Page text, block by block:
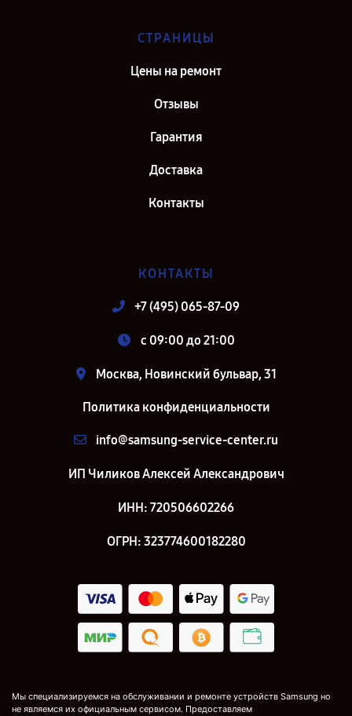
СТРАНИЦЫ
Цены на ремонт
Отзывы
Гарантия
Доставка
Контакты
КОНТАКТЫ
+7 (495) 065-87-09
c 09:00 до 21:00
Москва, Новинский бульвар, 31
Политика конфиденциальности
info@samsung-service-center.ru
ИП Чиликов Алексей Александрович
ИНН: 720506602266
ОГРН: 323774600182280
Мы специализируемся на обслуживании и ремонте устройств Samsung но
не являемся их официальным сервисом. Предоставляем